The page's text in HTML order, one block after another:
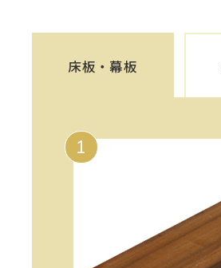
床板・幕板
1